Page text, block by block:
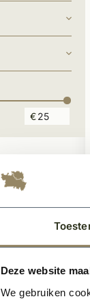
Deze website
We gebruiken
€